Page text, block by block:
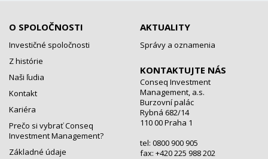
O SPOLOČNOSTI
Investičné spoločnosti
Z histórie
Naši ľudia
Kontakt
Kariéra
Prečo si vybrať Conseq
Investment Management?
Základné údaje
AKTUALITY
Správy a oznamenia
KONTAKTUJTE NÁS
Conseq Investment
Management, a.s.
Burzovní palác
Rybná 682/14
110 00 Praha 1
tel: 0800 900 905
fax: +420 225 988 202